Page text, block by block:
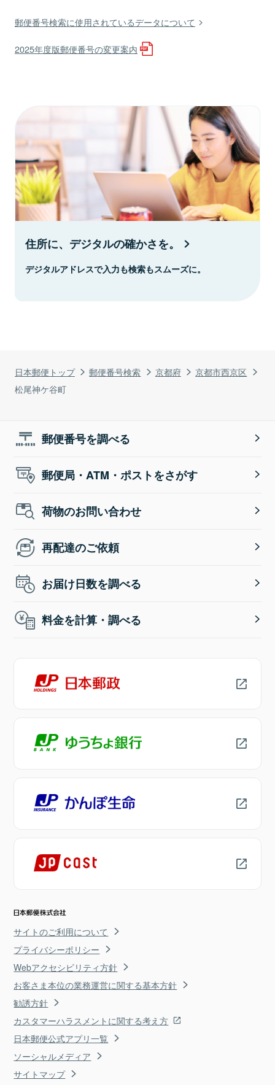
日本郵便トップ 郵便番号検索 京都府
京都市西京区
松尾神ケ谷町
郵便番号検索に使用されているデータについて
2025年度版郵便番号の変更案内
住所に、デジタルの確かさを。
デジタルアドレスで入力も検索もスムーズに。
郵便番号を調べる
郵便局・ATM・ポストをさがす
荷物のお問い合わせ
再配達のご依頼
お届け日数を調べる
料金を計算・調べる
サイトのご利用について
プライバシーポリシー
Webアクセシビリティ方針
お客さま本位の業務運営に関する基本方針
勧誘方針
カスタマーハラスメントに関する考え方
日本郵便公式アプリ一覧
ソーシャルメディア
サイトマップ